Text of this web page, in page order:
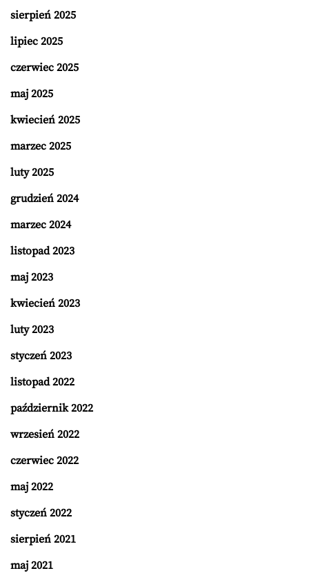
sierpień 2025
lipiec 2025
czerwiec 2025
maj 2025
kwiecień 2025
marzec 2025
luty 2025
grudzień 2024
marzec 2024
listopad 2023
maj 2023
kwiecień 2023
luty 2023
styczeń 2023
listopad 2022
październik 2022
wrzesień 2022
czerwiec 2022
maj 2022
styczeń 2022
sierpień 2021
maj 2021